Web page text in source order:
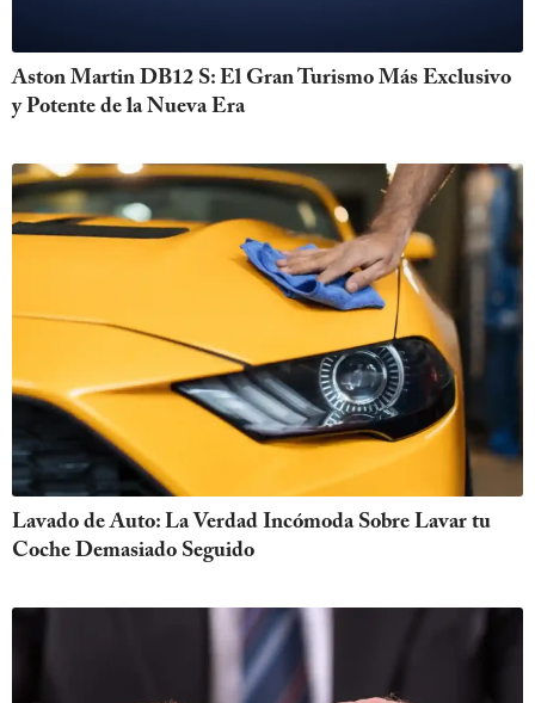
Aston Martin DB12 S: El Gran Turismo Más Exclusivo
y Potente de la Nueva Era
Lavado de Auto: La Verdad Incómoda Sobre Lavar tu
Coche Demasiado Seguido